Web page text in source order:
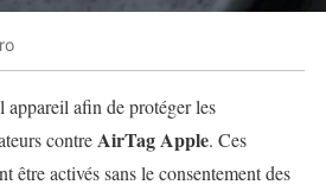
appareil afin de protéger les
contreAirTag Apple. Ces
être activés sans le consentement des